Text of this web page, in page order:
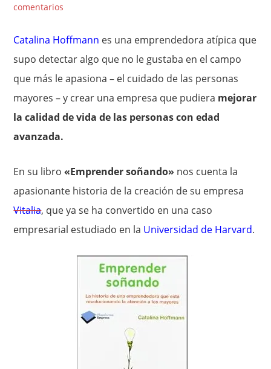
comentarios
Catalina Hoffmann es una emprendedora atípica que
supo detectar algo que no le gustaba en el campo
que más le apasiona – el cuidado de las personas
mayores – y crear una empresa que pudiera mejorar
la calidad de vida de las personas con edad
avanzada.
En su libro«Emprender soñando» nos cuenta la
apasionante historia de la creación de su empresa
Vitalia, que ya se ha convertido en una caso
empresarial estudiado en la Universidad de Harvard.